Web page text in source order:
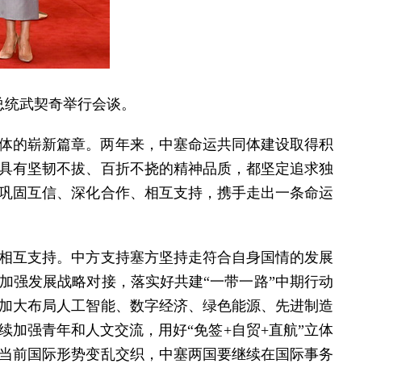
武契奇举行会谈。
的崭新篇章。两年来，中塞命运共同体建设取得积
有坚韧不拔、百折不挠的精神品质，都坚定追求独
固互信、深化合作、相互支持，携手走出一条命运
互支持。中方支持塞方坚持走符合自身国情的发展
强发展战略对接，落实好共建“一带一路”中期行动
大布局人工智能、数字经济、绿色能源、先进制造
加强青年和人文交流，用好“免签+自贸+直航”立体
前国际形势变乱交织，中塞两国要继续在国际事务